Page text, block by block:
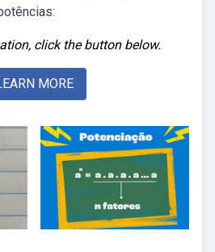
click the button below.
MORE